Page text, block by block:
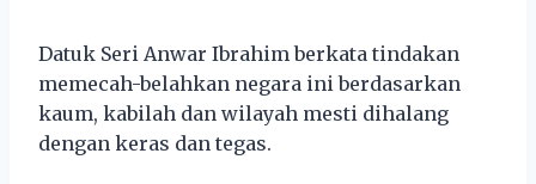
Datuk Seri Anwar Ibrahim berkata tindakan
memecah-belahkan negara ini berdasarkan
kaum, kabilah dan wilayah mesti dihalang
dengan keras dan tegas.